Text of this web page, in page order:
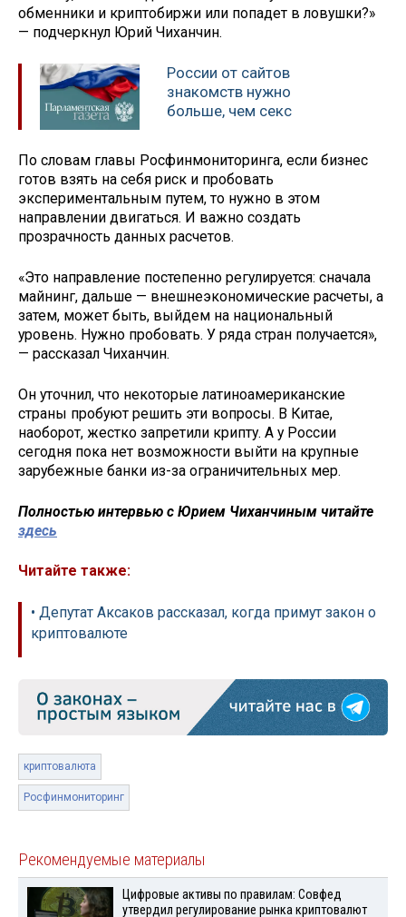
обменники и криптобиржи или попадет в ловушки?»
— подчеркнул Юрий Чиханчин.
России от сайтов
знакомств нужно
больше, чем секс
По словам главы Росфинмониторинга, если бизнес
готов взять на себя риск и пробовать
экспериментальным путем, то нужно в этом
направлении двигаться. И важно создать
прозрачность данных расчетов.
«Это направление постепенно регулируется: сначала
майнинг, дальше — внешнеэкономические расчеты, а
затем, может быть, выйдем на национальный
уровень. Нужно пробовать. У ряда стран получается»,
— рассказал Чиханчин.
Он уточнил, что некоторые латиноамериканские
страны пробуют решить эти вопросы. В Китае,
наоборот, жестко запретили крипту. А у России
сегодня пока нет возможности выйти на крупные
зарубежные банки из-за ограничительных мер.
Полностью интервью с Юрием Чиханчиным читайте
здесь
Читайте также:
• Депутат Аксаков рассказал, когда примут закон о
криптовалюте
криптовалюта
Росфинмониторинг
Рекомендуемые материалы
Цифровые активы по правилам: Совфед
утвердил регулирование рынка криптовалют